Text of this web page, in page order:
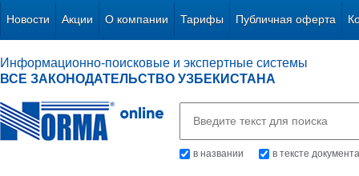
Новости Акции О компании Тарифы Публичная оферта
Информационно-поисковые и экспертные системы
ВСЕ ЗАКОНОДАТЕЛЬСТВО УЗБЕКИСТАНА
в названии в тексте документа